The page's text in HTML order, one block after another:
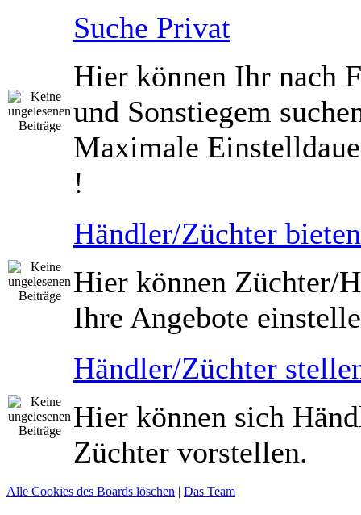
Suche Privat
Hier können Ihr nach
und Sonstiegem
Maximale
!
Händler/Züchter
Hier können Züchter/
Ihre Angebote
Händler/Züchter
Hier können sich
Züchter vorstellen.
Alle Cookies des Boards löschen | Das Team